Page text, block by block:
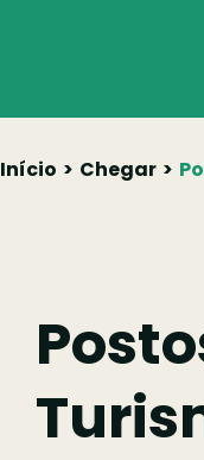
Início Chegar